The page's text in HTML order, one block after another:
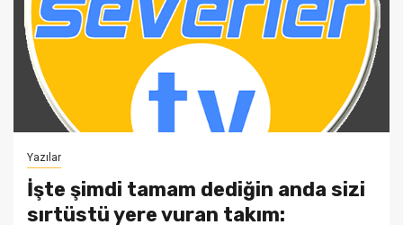
Yazılar
İşte şimdi tamam dediğin anda sizi
sırtüstü yere vuran takım: